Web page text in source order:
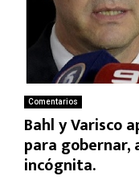
Comentarios
Bahl y Varisco
para gobernar,
incógnita.